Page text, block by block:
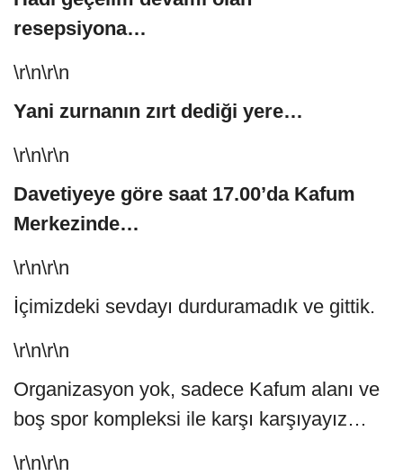
resepsiyona…
\r\n\r\n
Yani zurnanın zırt dediği yere…
\r\n\r\n
Davetiyeye göre saat 17.00’da Kafum
Merkezinde…
\r\n\r\n
İçimizdeki sevdayı durduramadık ve gittik.
\r\n\r\n
Organizasyon yok, sadece Kafum alanı ve
boş spor kompleksi ile karşı karşıyayız…
\r\n\r\n